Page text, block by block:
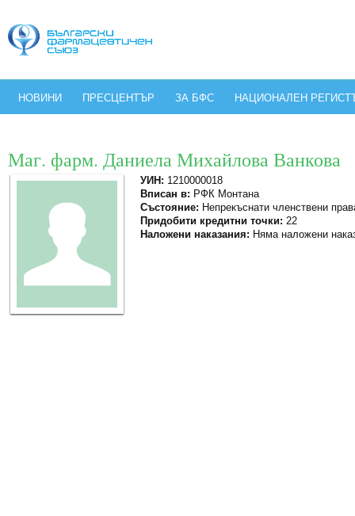
НОВИНИ ПРЕСЦЕНТЪР ЗА БФС НАЦИОНАЛЕН
Маг. фарм. Даниела Михайлова Ванкова
УИН: 1210000018
Вписан в: РФК Монтана
Състояние: Непрекъснати членствени
Придобити кредитни точки: 22
Наложени наказания: Няма наложени